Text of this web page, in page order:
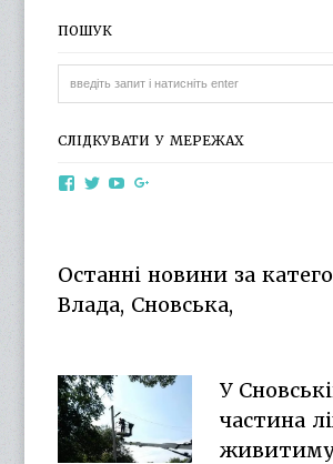
ПОШУК
СЛІДКУВАТИ У МЕРЕЖАХ
ViewViewView
YouTube
Останні новини за
Влада, Сновська,
У
частина